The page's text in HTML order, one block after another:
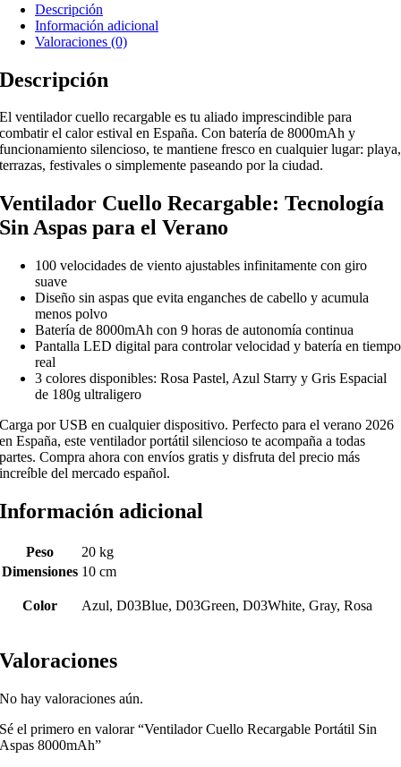
Descripción
Información adicional
Valoraciones (0)
Descripción
El ventilador cuello recargable es tu aliado imprescindible para
combatir el calor estival en España. Con batería de 8000mAh y
funcionamiento silencioso, te mantiene fresco en cualquier lugar: playa,
terrazas, festivales o simplemente paseando por la ciudad.
Ventilador Cuello Recargable: Tecnología
Sin Aspas para el Verano
100 velocidades de viento ajustables infinitamente con giro
suave
Diseño sin aspas que evita enganches de cabello y acumula
menos polvo
Batería de 8000mAh con 9 horas de autonomía continua
Pantalla LED digital para controlar velocidad y batería en tiempo
real
3 colores disponibles: Rosa Pastel, Azul Starry y Gris Espacial
de 180g ultraligero
Carga por USB en cualquier dispositivo. Perfecto para el verano 2026
en España, este ventilador portátil silencioso te acompaña a todas
partes. Compra ahora con envíos gratis y disfruta del precio más
increíble del mercado español.
Información adicional
Peso
20 kg
Dimensiones 10 cm
Color Azul, D03Blue, D03Green, D03White, Gray, Rosa
Valoraciones
No hay valoraciones aún.
Sé el primero en valorar “Ventilador Cuello Recargable Portátil Sin
Aspas 8000mAh”